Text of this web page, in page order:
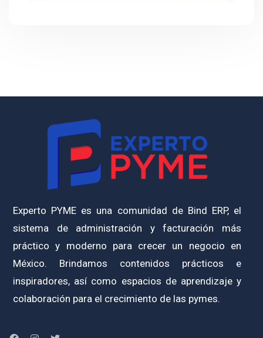
Experto PYME es una comunidad de Bind ERP, el
sistema de administración y facturación más
práctico y moderno para crecer un negocio en
México. Brindamos contenidos prácticos e
inspiradores, así como espacios de aprendizaje y
colaboración para el crecimiento de las pymes.